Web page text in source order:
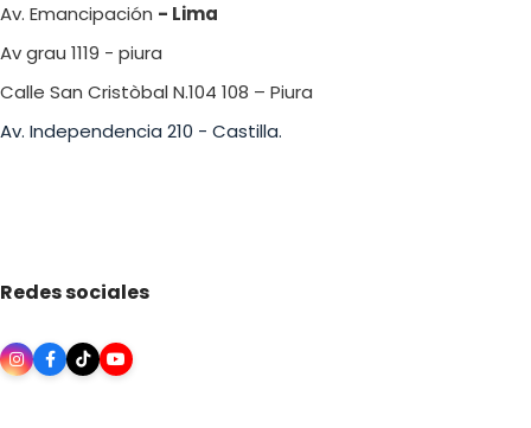
Av. Emancipación - Lima
Av grau 1119 - piura
Calle San Cristòbal N.104 108 – Piura
Av. Independencia 210 - Castilla.
Redes sociales